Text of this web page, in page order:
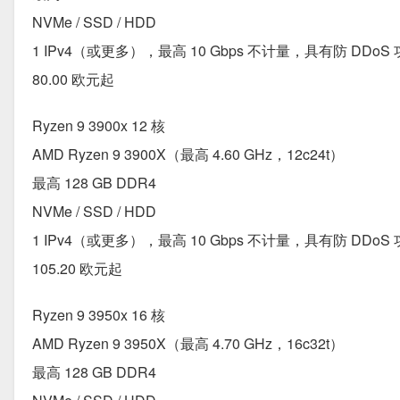
NVMe / SSD / HDD
1 IPv4（或更多），最高 10 Gbps 不计量，具有防 DDoS
80.00 欧元起
Ryzen 9 3900x 12 核
AMD Ryzen 9 3900X（最高 4.60 GHz，12c24t）
最高 128 GB DDR4
NVMe / SSD / HDD
1 IPv4（或更多），最高 10 Gbps 不计量，具有防 DDoS
105.20 欧元起
Ryzen 9 3950x 16 核
AMD Ryzen 9 3950X（最高 4.70 GHz，16c32t）
最高 128 GB DDR4